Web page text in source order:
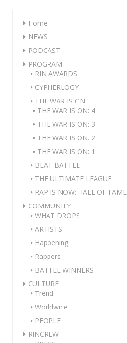
Home
NEWS
PODCAST
PROGRAM
RIN AWARDS
CYPHERLOGY
THE WAR IS ON
THE WAR IS ON: 4
THE WAR IS ON: 3
THE WAR IS ON: 2
THE WAR IS ON: 1
BEAT BATTLE
THE ULTIMATE LEAGUE
RAP IS NOW: HALL OF FAME
COMMUNITY
WHAT DROPS
ARTISTS
Happening
Rappers
BATTLE WINNERS
CULTURE
Trend
Worldwide
PEOPLE
RINCREW